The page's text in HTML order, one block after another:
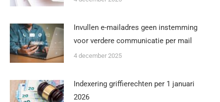
Invullen e-mailadres geen instemming
voor verdere communicatie per mail
4 december 2025
Indexering griffierechten per 1 januari
2026